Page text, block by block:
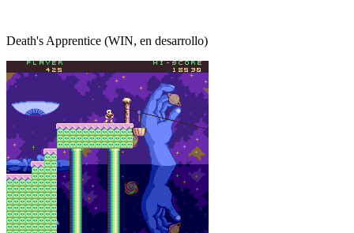
Death's Apprentice (WIN, en desarrollo)